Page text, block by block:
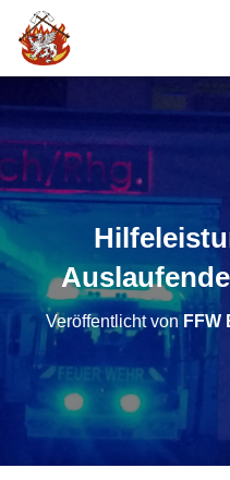
Veröffentlicht von FFW